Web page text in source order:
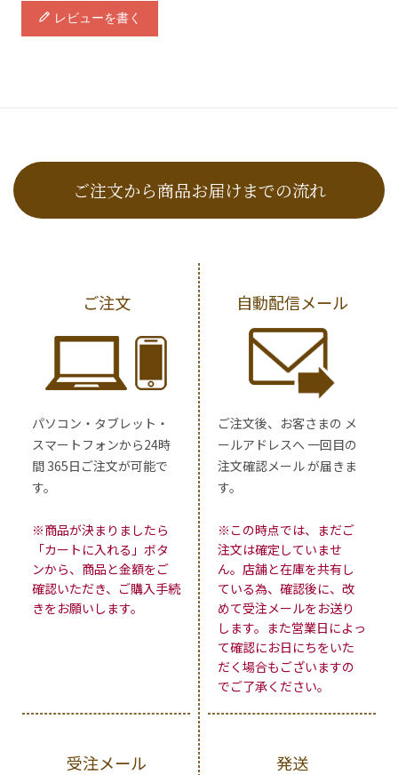
レビューを書く
ご注文から商品お届けまでの流れ
ご注文
パソコン・タブレット・
スマートフォンから24時
間 365日ご注文が可能で
す。
※商品が決まりましたら
「カートに入れる」ボタ
ンから、商品と金額をご
確認いただき、ご購入手続
きをお願いします。
自動配信メール
ご注文後、お客さまの メ
ールアドレスへ 一回目の
注文確認メール が届きま
す。
※この時点では、まだご
注文は確定していませ
ん。店舗と在庫を共有し
ている為、確認後に、改
めて受注メールをお送り
します。また営業日によっ
て確認にお日にちをいた
だく場合もございますの
でご了承ください。
受注メール 発送